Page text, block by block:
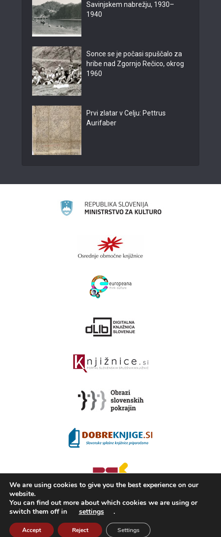
Savinjskem nabrežju, 1930–
1940
Sonce se je počasi spuščalo za
hribe nad Zgornjo Rečico, okrog
1960
Prvi zlatar v Celju: Pettrus
Aurifaber
2008 - 2026 ©KAMRA, Production: TrueCAD d.o.o.
About Kamra Terms of use ISSN 2350-5559
We are using cookies to give you the best experience on our
website.
You can find out more about which cookies we are using or
switch them off in
settings .
Accept Reject Settings